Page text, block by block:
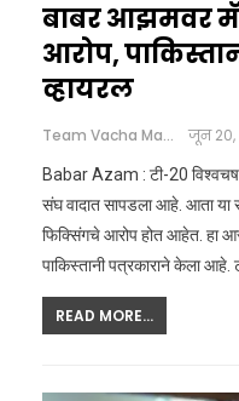
बाबर आझमवर
आरोप,
व्हायरल
Team Vacha Marathi जून 20,
Babar Azam : टी-20
संघ वादात सापडला आहे. आता या
फिक्सिंगचे आरोप होत आहेत. हा
पाकिस्तानी पत्रकाराने केला आहे.
READ MORE...